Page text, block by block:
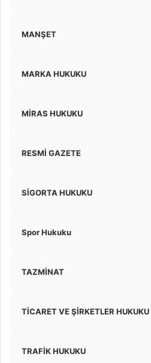
MANŞET
MARKA HUKUKU
MİRAS HUKUKU
RESMİ GAZETE
SİGORTA HUKUKU
Spor Hukuku
TAZMİNAT
TİCARET VE ŞİRKETLER HUKUKU
TRAFİK HUKUKU